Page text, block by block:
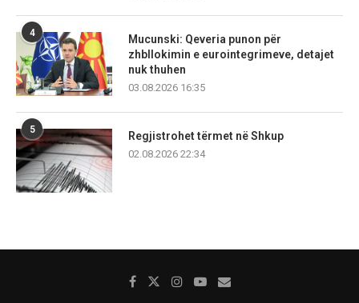
4
Mucunski: Qeveria punon për
zhbllokimin e eurointegrimeve, detajet
nuk thuhen
03.08.2026 16:35
5
Regjistrohet tërmet në Shkup
02.08.2026 22:34